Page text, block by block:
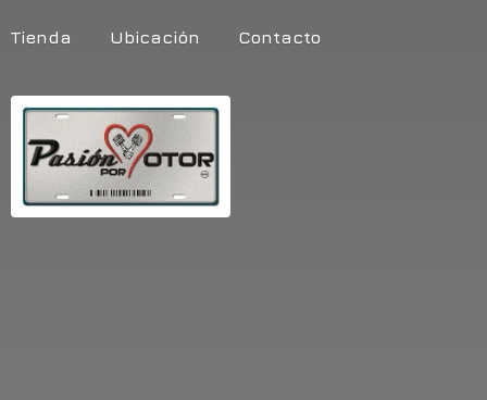
Tienda Ubicación Contacto